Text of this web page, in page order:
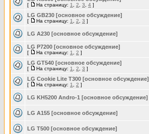
[ На страницу: 1 2 3 4 ]
LG GB230 [основное обсуждение]
[ На страницу: 1 2 3 ]
LG A230 [основное обсуждение]
LG P7200 [основное обсуждение]
[ На страницу: 1 2 ]
LG GT540 [основное обсуждение]
[ На страницу: 1 2 3 ]
LG Cookie Lite T300 [основное обсуждение]
[ На страницу: 1 2 ]
LG KH5200 Andro-1 [основное обсуждение]
LG A155 [основное обсуждение]
LG T500 [основное обсуждение]